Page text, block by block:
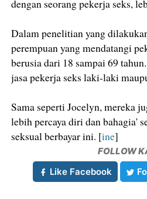
dengan seorang pekerja seks,
Dalam penelitian yang
perempuan yang mendatangi
berusia dari 18 sampai 69
jasa pekerja seks laki-laki
Sama seperti Jocelyn, mereka
lebih percaya diri dan bahagia'
seksual berbayar ini. [ine]
FOLLOW
Like Facebook